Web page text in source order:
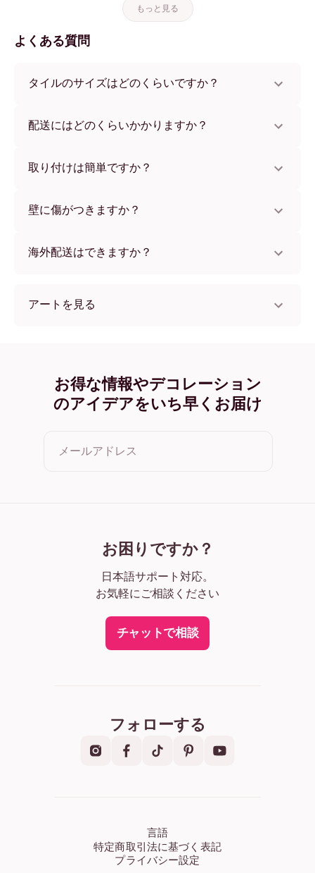
もっと見る
よくある質問
タイルのサイズはどのくらいですか？
フレームカラーからお選びいただけます。
配送にはどのくらいかかりますか？
用いただけます。ご注文後、追跡番号をお知らせします。
取り付けは簡単ですか？
をつけないため、賃貸のお部屋でも安心してお使いいただ
壁に傷がつきますか？
海外配送はできますか？
アートを見る
collectionSeasonal (23) オーク
collectionSeasonal (23) ワイド ブラック
collectionSeasonal (23) ワイド ホワイト
お得な情報やデコレーション
のアイデアをいち早くお届け
メールアドレス
お困りですか？
日本語サポート対応。
お気軽にご相談ください
チャットで相談
フォローする
言語
特定商取引法に基づく表記
プライバシー設定